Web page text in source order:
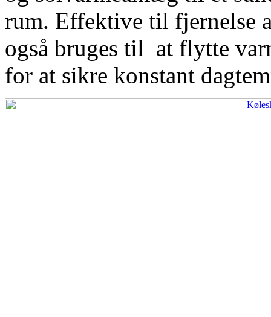
rum. Effektive til fjernelse
også bruges til at flytte
for at sikre konstant